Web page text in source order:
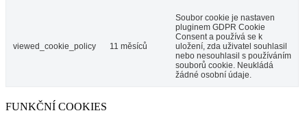
viewed_cookie_policy 11 měsíců
Soubor cookie je nastaven
pluginem GDPR Cookie
Consent a používá se k
uložení, zda uživatel souhlasil
nebo nesouhlasil s používáním
souborů cookie. Neukládá
žádné osobní údaje.
FUNKČNÍ COOKIES